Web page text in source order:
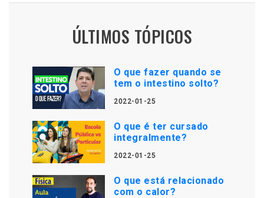
ÚLTIMOS TÓPICOS
O que fazer quando se
tem o intestino solto?
2022-01-25
O que é ter cursado
integralmente?
2022-01-25
O que está relacionado
com o calor?